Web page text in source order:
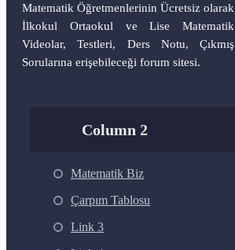
Matematik Öğretmenlerinin Ücretsiz olarak
İlkokul Ortaokul ve Lise Matematik
Videolar, Testleri, Ders Notu, Çıkmış
Sorularına erişebileceği forum sitesi.
Column 2
Matematik Biz
Çarpım Tablosu
Link 3